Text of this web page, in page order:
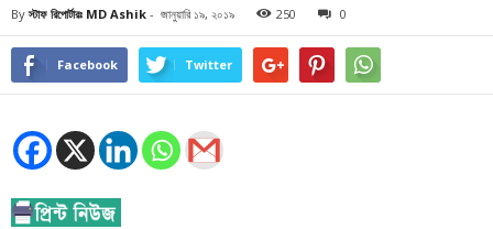
By স্টাফ রিপোর্টারঃ MD Ashik - জানুয়ারি ১৯, ২০১৯ 250 0
Facebook Twitter